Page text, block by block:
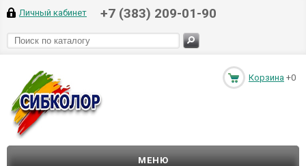
Личный кабинет +7 (383) 209-01-90
Корзина +0
МЕНЮ